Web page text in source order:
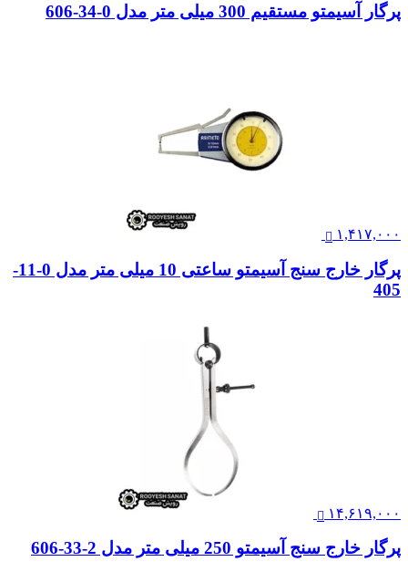
پرگار آسیمتو مستقیم 300 میلی متر مدل 0-34-606
۱,۴۱۷,۰۰۰
پرگار خارج سنج آسیمتو ساعتی 10 میلی متر مدل 0-11-
405
۱۴,۶۱۹,۰۰۰
پرگار خارج سنج آسیمتو 250 میلی متر مدل 2-33-606